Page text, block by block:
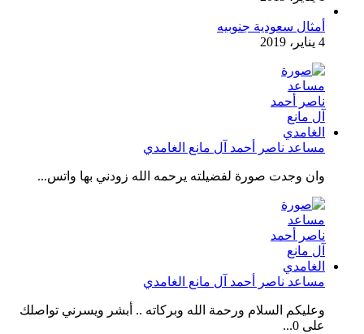
أمثال سعودية جنوبيه
4 يناير، 2019
مساعد ناصر أحمد آل مانع الغامدي
وان وجدت صورة لفضيلته يرحمه الله زودني بها واتس...
مساعد ناصر أحمد آل مانع الغامدي
وعليكم السلام ورحمة الله وبركاته .. أبشر ويسرني تواصلك
على 0...